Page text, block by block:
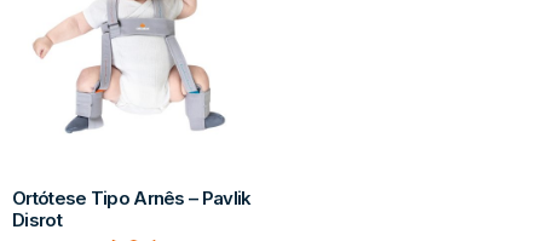
Ortótese Tipo Arnês – Pavlik
Disrot